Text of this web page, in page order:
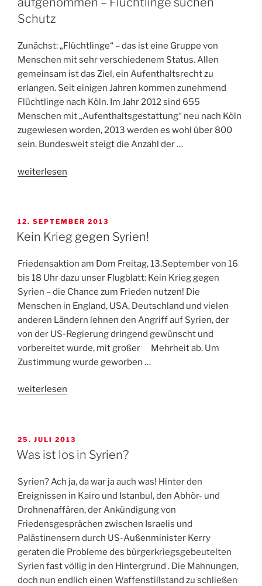
Schutz
Zunächst: „Flüchtlinge“ – das ist eine Gruppe von
Menschen mit sehr verschiedenem Status. Allen
gemeinsam ist das Ziel, ein Aufenthaltsrecht zu
erlangen. Seit einigen Jahren kommen zunehmend
Flüchtlinge nach Köln. Im Jahr 2012 sind 655
Menschen mit „Aufenthaltsgestattung“ neu nach Köln
zugewiesen worden, 2013 werden es wohl über 800
sein. Bundesweit steigt die Anzahl der …
„Abgewiesen,
aufgenommen
–
suchen
Schutz“
weiterlesen
VERÖFFENTLICHT
AM
12. SEPTEMBER 2013
Kein Krieg gegen Syrien!
Friedensaktion am Dom Freitag, 13.September von 16
bis 18 Uhr dazu unser Flugblatt: Kein Krieg gegen
Syrien – die Chance zum Frieden nutzen! Die
Menschen in England, USA, Deutschland und vielen
anderen Ländern lehnen den Angriff auf Syrien, der
von der US-Regierung dringend gewünscht und
vorbereitet wurde, mit großer Mehrheit ab. Um
Zustimmung wurde geworben …
„Kein
weiterlesen
VERÖFFENTLICHT
AM
25. JULI 2013
Was ist los in Syrien?
Syrien? Ach ja, da war ja auch was! Hinter den
Ereignissen in Kairo und Istanbul, den Abhör- und
Drohnenaffären, der Ankündigung von
Friedensgesprächen zwischen Israelis und
Palästinensern durch US-Außenminister Kerry
geraten die Probleme des bürgerkriegsgebeutelten
Syrien fast völlig in den Hintergrund . Die Mahnungen,
doch nun endlich einen Waffenstillstand zu schließen